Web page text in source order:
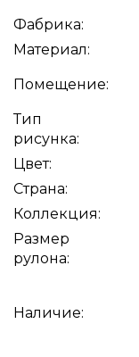
Фабрика:
Материал:
Помещение:
Тип
рисунка:
Цвет:
Страна:
Коллекция:
Размер
рулона:
Наличие: